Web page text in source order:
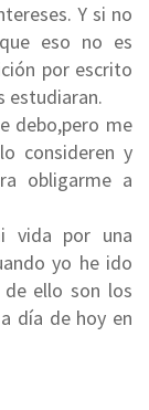
Y si no
eso no es
por escrito
estudiaran.
debo,pero me
consideren y
obligarme a
vida por una
yo he ido
ello son los
día de hoy en